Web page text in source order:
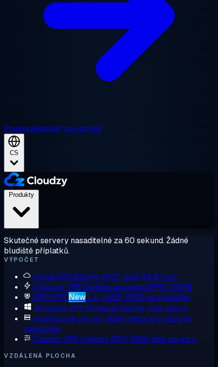
PodporaKontakt na obchod
CS
Skutečné servery nasaditelné za 60 sekund. Žádné
bludiště příplatků.
VÝPOČET
Cloud VPS Sdílený EPYC, od 2,48 $/měs
Výkonný VPS Dedikovaná jádra EPYC, DDR5
GPU VPS New L4, L40S, H100 na vyžádání
Windows VPS Windows Server, plný admin
Dedikované servery Bare metal pro jednoho
zákazníka
Custom VPS Vyberte CPU, RAM, disk na míru
VZDÁLENÁ PLOCHA